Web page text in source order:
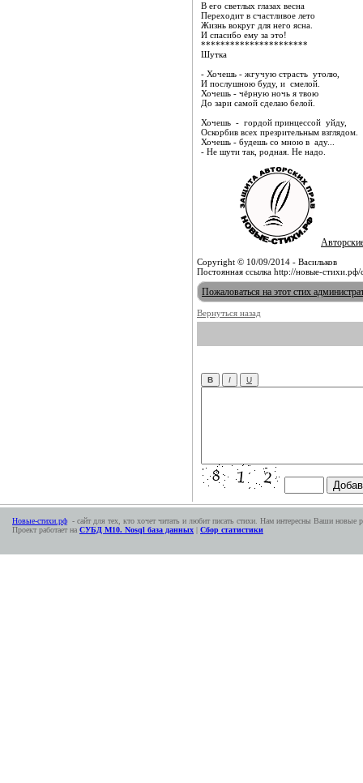
В его светлых глазах весна
Переходит в счастливое лето
Жизнь вокруг для него ясна.
И спасибо ему за это!
**********************
Шутка
- Хочешь - жгучую страсть утолю,
И послушною буду, и смелой.
Хочешь - чёрную ночь я твою
До зари самой сделаю белой.
Хочешь - гордой принцессой уйду,
Оскорбив всех презрительным взглядом.
Хочешь - будешь со мною в аду...
- Не шути так, родная. Не надо.
Copyright © 10/09/2014 - Васильков
Постоянная ссылка http://новые-стихи.рф/
Пожаловаться на этот стих
Вернуться назад
Новые-стихи.рф - сайт для тех, кто хочет читать и любит писать стихи. Нам интересны Ваши новые
Проект работает на СУБД М10. Nosql база данных | Сбор статистики